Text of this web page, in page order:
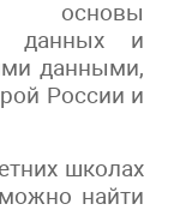
основы
данных и
данными,
России и
школах
найти